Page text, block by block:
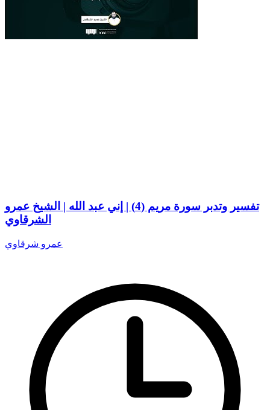
تفسير وتدبر سورة مريم (4) | إني عبد الله | الشيخ عمرو
الشرقاوي
عمرو شرقاوي